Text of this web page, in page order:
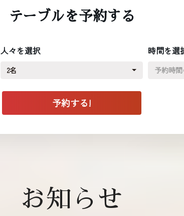
テーブルを予約する
人々を選択
2名
時間を選
予約時
お知らせ